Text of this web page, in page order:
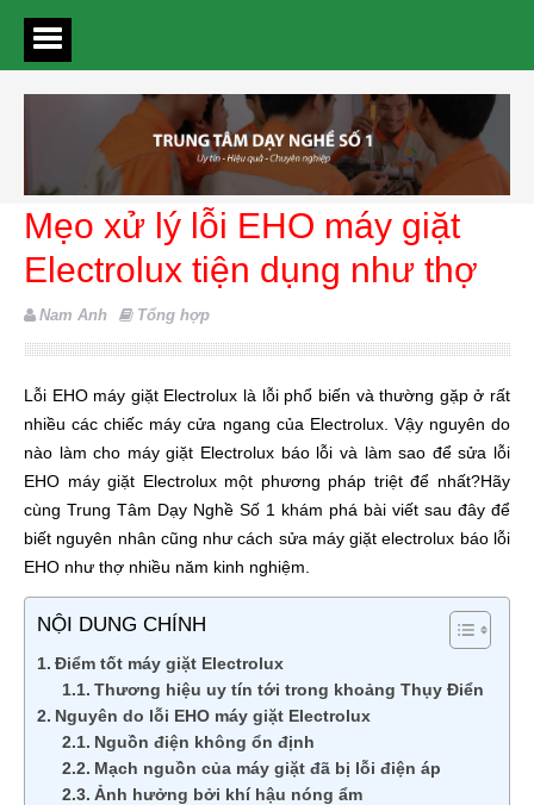
Mẹo xử lý lỗi EHO máy giặt
Electrolux tiện dụng như thợ
Nam Anh Tổng hợp
Lỗi EHO máy giặt Electrolux là lỗi phổ biến và thường gặp ở rất
nhiều các chiếc máy cửa ngang của Electrolux. Vậy nguyên do
nào làm cho máy giặt Electrolux báo lỗi và làm sao để sửa lỗi
EHO máy giặt Electrolux một phương pháp triệt để nhất?Hãy
cùng Trung Tâm Dạy Nghề Số 1 khám phá bài viết sau đây để
biết nguyên nhân cũng như cách sửa máy giặt electrolux báo lỗi
EHO như thợ nhiều năm kinh nghiệm.
NỘI DUNG CHÍNH
Điểm tốt máy giặt Electrolux
Thương hiệu uy tín tới trong khoảng Thụy Điển
Nguyên do lỗi EHO máy giặt Electrolux
Nguồn điện không ổn định
Mạch nguồn của máy giặt đã bị lỗi điện áp
Ảnh hưởng bởi khí hậu nóng ẩm